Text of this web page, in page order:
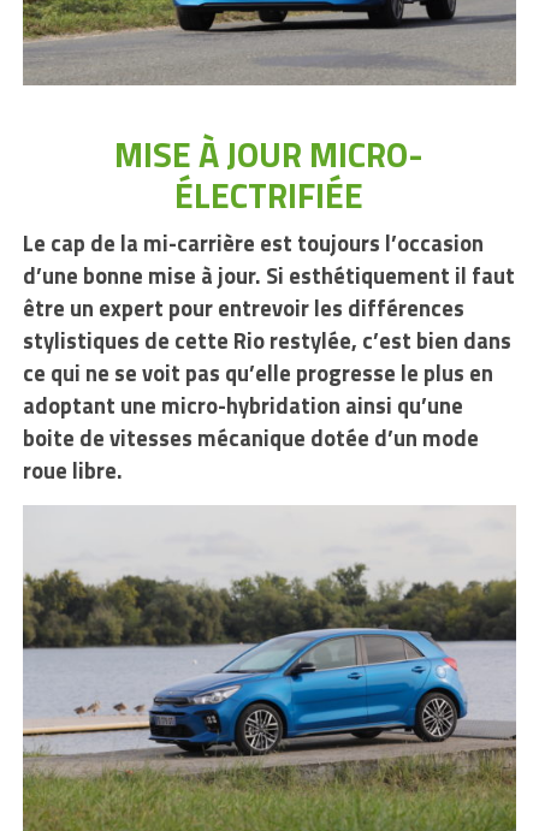
MISE À JOUR MICRO-
ÉLECTRIFIÉE
Le cap de la mi-carrière est toujours l’occasion
d’une bonne mise à jour. Si esthétiquement il faut
être un expert pour entrevoir les différences
stylistiques de cette Rio restylée, c’est bien dans
ce qui ne se voit pas qu’elle progresse le plus en
adoptant une micro-hybridation ainsi qu’une
boite de vitesses mécanique dotée d’un mode
roue libre.